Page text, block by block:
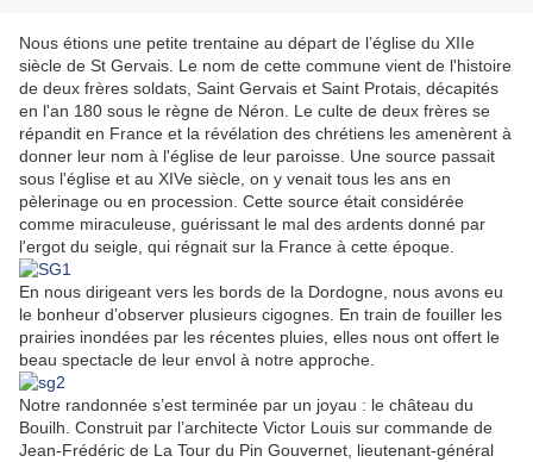
Nous étions une petite trentaine au départ de l’église du XIIe
siècle de St Gervais. Le nom de cette commune vient de l'histoire
de deux frères soldats, Saint Gervais et Saint Protais, décapités
en l'an 180 sous le règne de Néron. Le culte de deux frères se
répandit en France et la révélation des chrétiens les amenèrent à
donner leur nom à l'église de leur paroisse. Une source passait
sous l'église et au XIVe siècle, on y venait tous les ans en
pèlerinage ou en procession. Cette source était considérée
comme miraculeuse, guérissant le mal des ardents donné par
l'ergot du seigle, qui régnait sur la France à cette époque.
En nous dirigeant vers les bords de la Dordogne, nous avons eu
le bonheur d’observer plusieurs cigognes. En train de fouiller les
prairies inondées par les récentes pluies, elles nous ont offert le
beau spectacle de leur envol à notre approche.
Notre randonnée s’est terminée par un joyau : le château du
Bouilh. Construit par l’architecte Victor Louis sur commande de
Jean-Frédéric de La Tour du Pin Gouvernet, lieutenant-général